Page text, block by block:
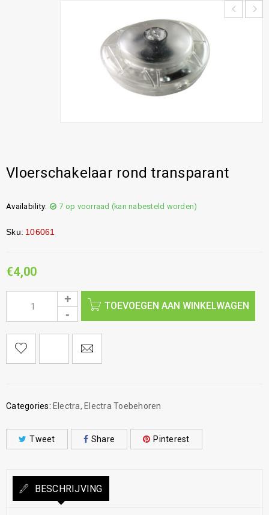
Vloerschakelaar rond transparant
Availability: 7 op voorraad (kan nabesteld worden)
Sku: 106061
€4,00
TOEVOEGEN AAN WINKELWAGEN
Categories: Electra, Electra Toebehoren
Tweet Share Pinterest
BESCHRIJVING